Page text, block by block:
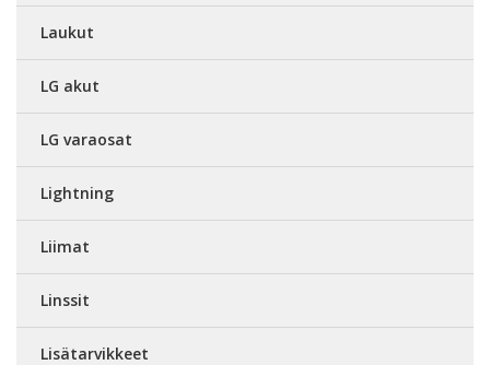
Laukut
LG akut
LG varaosat
Lightning
Liimat
Linssit
Lisätarvikkeet